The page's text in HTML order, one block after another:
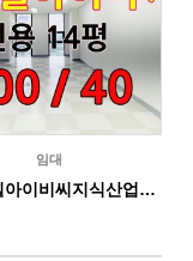
임대
✅ 마루힐아이비씨지식산업센 업무시설 임대 전용 14평